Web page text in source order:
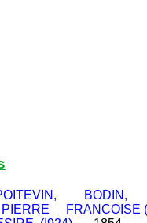
PIERRE
BODIN,
FRANCOISE